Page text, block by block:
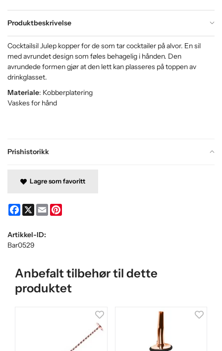
Produktbeskrivelse
Prishistorikk
Cocktailsil Julep kopper for de som tar cocktailer på alvor. En sil
med avrundet design som føles behagelig i hånden. Den
avrundede formen gjør at den lett kan plasseres på toppen av
drinkglasset.
Materiale: Kobberplatering
Vaskes for hånd
Lagre som favoritt
Facebook
X Email
Artikkel-ID:
Bar0529
Anbefalt tilbehør til dette
produktet